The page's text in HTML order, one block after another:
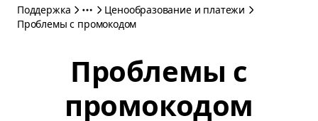
Поддержка
Ценообразование и платежи
Проблемы с промокодом
Проблемы с
промокодом